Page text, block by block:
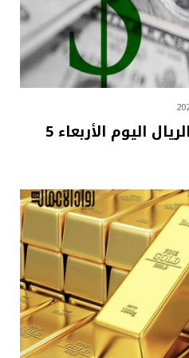
أسعار العملات مقابل الريال اليوم الأربعاء 5